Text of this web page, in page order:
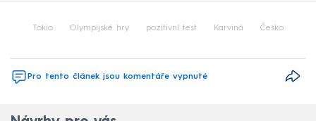
Tokio Olympijské hry pozitivní test Karviná Česko
Pro tento článek jsou komentáře vypnuté